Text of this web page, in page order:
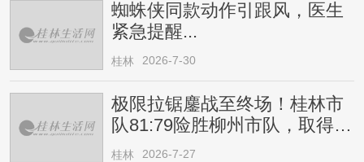
蜘蛛侠同款动作引跟风，医生
紧急提醒...
桂林 2026-7-30
极限拉锯鏖战至终场！桂林市
队81:79险胜柳州市队，取得四
连胜
桂林 2026-7-27